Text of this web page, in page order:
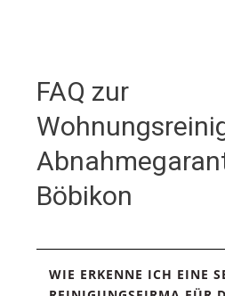
FAQ zur
Böbikon
WIE ERKENNE ICH EINE